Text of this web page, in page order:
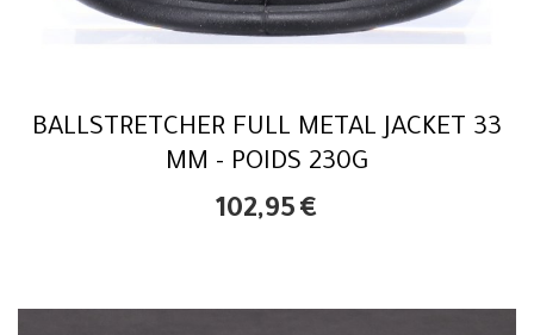
BALLSTRETCHER FULL METAL JACKET 33
MM - POIDS 230G
102,95 €